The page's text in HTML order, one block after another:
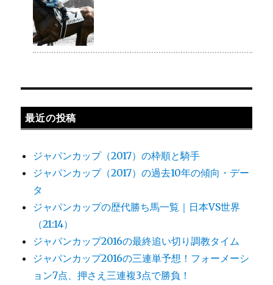
最近の投稿
ジャパンカップ（2017）の枠順と騎手
ジャパンカップ（2017）の過去10年の傾向・デー
タ
ジャパンカップの歴代勝ち馬一覧｜日本VS世界
（21:14）
ジャパンカップ2016の最終追い切り調教タイム
ジャパンカップ2016の三連単予想！フォーメーシ
ョン7点、押さえ三連複3点で勝負！